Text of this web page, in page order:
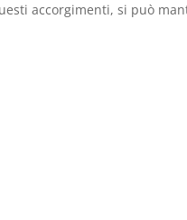
accorgimenti, si può